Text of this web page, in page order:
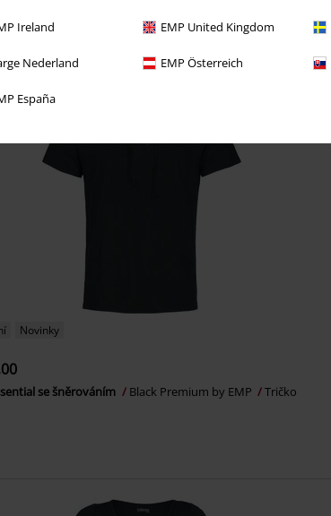
Ireland EMP United Kingdom
Nederland EMP Österreich
España
Novinky
se šněrováním Black Premium by EMP Tričko